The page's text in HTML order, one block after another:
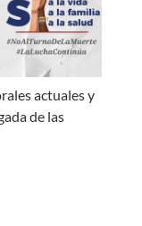
actuales y
de las